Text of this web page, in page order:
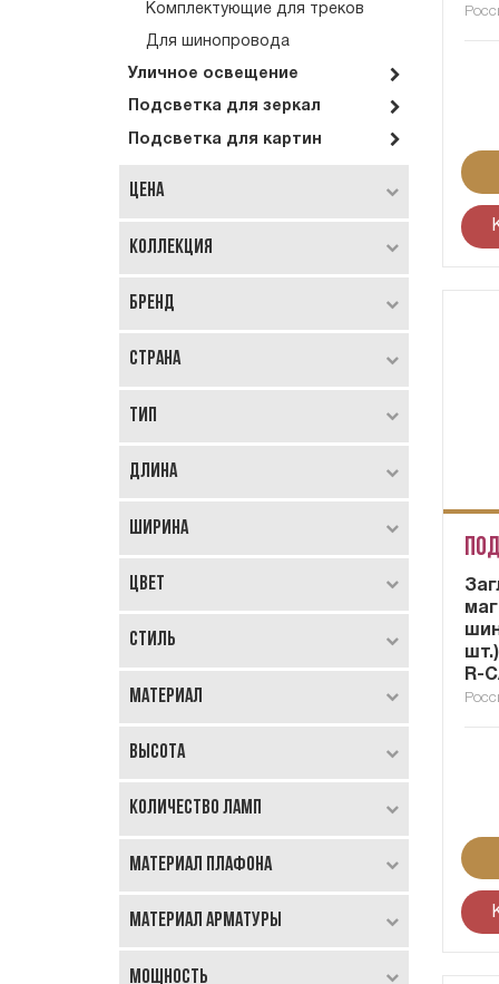
Комплектующие для треков
Для шинопровода
Уличное освещение
Подсветка для зеркал
Подсветка для картин
Цена
Коллекция
Бренд
Страна
Тип
Длина
Ширина
Цвет
Стиль
Материал
Высота
Количество ламп
Материал плафона
Материал арматуры
Мощность
R-